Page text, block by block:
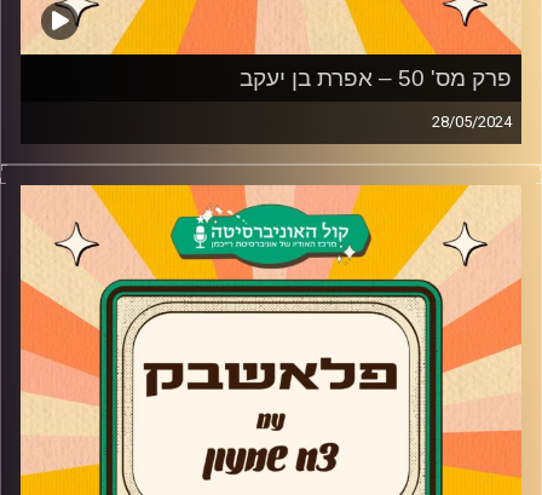
פרק מס' 50 – אפרת בן יעקב
28/05/2024
אפרת בן יעקב מגיעה לאולפן פלאשבק!
אפשרת בן יעקב חוזרת אל הסדרה ששיגעה מדינה שלמה –
"האי", ומספרת את הסודות מאחורי הקלעים והאם היא הרגישה
שהעונה השלישית של הסדרה הייתה מונחת על כתפייה.
בנוסף, מספרת על הסדרה "15 דקות" שהקדימה את זמנה, למה
החליטה לקחת פסק זמן ולשנות כיוון בתחום, מה הדבר שהכי
חשוב לה בתור מורה למשחק ואיך היה לחזור לטלוויזיה אחרי
הפסקה של שנים.
קרדיט תמונות:
AudioVersity